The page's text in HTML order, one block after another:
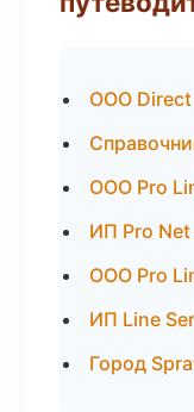
ООО
ООО Pro
ИП Pro
ООО Pro
ИП Line
Город